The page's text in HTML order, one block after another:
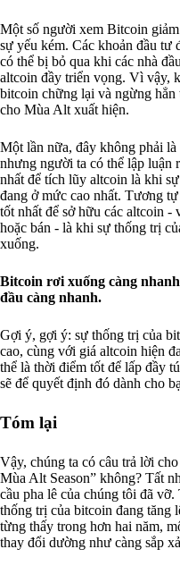
Một số người xem Bitcoin
sự yếu kém. Các khoản đầu tư
có thể bị bỏ qua khi các nhà
altcoin đầy triển vọng. Vì vậy,
bitcoin chững lại và ngừng hẳn
cho Mùa Alt xuất hiện.
Một lần nữa, đây không phải
nhưng người ta có thể lập luận
nhất để tích lũy altcoin là khi
đang ở mức cao nhất. Tương
tốt nhất để sở hữu các altcoin -
hoặc bán - là khi sự thống trị
xuống.
Bitcoin rơi xuống càng
đầu càng nhanh.
Gợi ý, gợi ý: sự thống trị của
cao, cùng với giá altcoin hiện
thể là thời điểm tốt để lấp đầy
sẽ để quyết định đó dành cho
Tóm lại
Vậy, chúng ta có câu trả lời
Mùa Alt Season” không? Tất
cầu pha lê của chúng tôi đã
thống trị của bitcoin đang tăng
từng thấy trong hơn hai năm,
thay đổi dường như càng sắp